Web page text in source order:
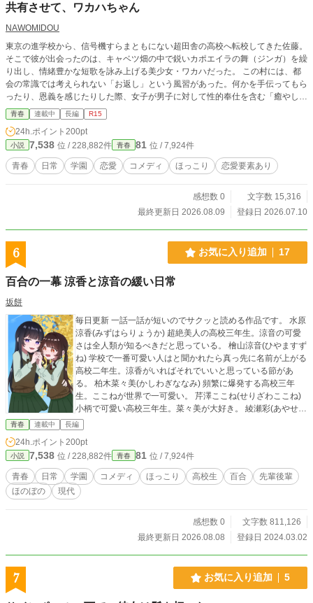
共有させて、ワカハちゃん
NAWOMIDOU
東京の進学校から、信号機すらまともにない超田舎の高校へ転校してきた佐藤。
そこで彼が出会ったのは、キャベツ畑の中で鋭いカポエイラの舞（ジンガ）を繰
り出し、情緒豊かな短歌を詠み上げる美少女・ワカハだった。 この村には、都
会の常識では考えられない「お返し」という風習があった。何かを手伝ってもら
ったり、恩義を感じたりした際、女子が男子に対して性的奉仕を含む「癒やし」
を提供することが、挨拶や握手と同じくらい自然な日常として共有されているの
だ。 ワカハはその美貌と献身的な性格から、クラス男子全員の「共有の宝物」
のような存在だった。彼女に一目惚れし、都会的な独占欲を持つ佐藤は、彼女が
他の男子に「お返し」をする姿を見るたびに、脳内で悶絶と嫉妬を繰り返すこと
になる。 豊作祈願祭での逃避行、林間学校での夜のメンバー交換、そして文化
祭のバニー喫茶……。佐藤とワカハは何度も決定的な一線を越え、体温を重ね合
長線上に過ぎず、翌朝にはケロリと「普通のクラスメイト」に戻ってしまう。
「一線を越えても恋人になれない」というもどかしいルールの中で、佐藤はワカ
占」への感情が少しずつ芽生え始めていた。
青春 連載中 長編 R15
24h.ポイント 200pt
小説 7,538 位 / 228,882件 青春 81 位 / 7,924件
青春 日常 学園 恋愛 コメディ ほっこり 恋愛要素あり
感想数 0
文字数 15,316
最終更新日 2026.08.09
登録日 2026.07.10
6 お気に入り追加 17
百合の一幕 涼香と涼音の緩い日常
坂餅
毎日更新 一話一話が短いのでサクッと読める作品です。 水原
涼香(みずはらりょうか) 超絶美人の高校三年生。涼音の可愛
さは全人類が知るべきだと思っている。 檜山涼音(ひやますず
ね) 学校で一番可愛い人はと聞かれたら真っ先に名前が上がる
高校二年生。涼香がいればそれでいいと思っている節があ
る。 柏木菜々美(かしわぎななみ) 頻繁に爆発する高校三年
生。ここねが世界で一可愛い。 芹澤ここね(せりざわここね)
小柄で可愛い高校三年生。菜々美が大好き。 綾瀬彩(あやせあ
や) 成績優秀で可愛い顔をしている高校三年生。フルネームで
呼ばれがち。 伊藤夏美(いとうなつみ) 綺麗な顔立ちをしてい
る高校二年生。彩の真似をして髪の毛をベージュに染めてい
る。 春田若菜(はるたわかな) なんとなくの雰囲気でそれっぽ
いことを言える高校三年生。チャリ通。 宮木紗里(みやぎさ
り) 超絶美人の大学一年生。若菜が大好き。 東崎千春(とうざ
きちはる) 元生徒会長の高校三年生。暇人。 西崎千秋(にしざ
いがりく) 貧弱な高校三年生。賢いギャル。 津村真奈(つむら
まな) 腹筋が割れている高校三年生。凛空凛空凛空凛空凛空凛
空凛空凛空凛空凛空凛空凛空凛空凛空凛空凛空凛空凛空凛空
凛空凛空凛空凛空凛空凛空凛空凛空凛空凛空凛空凛空凛空凛
青春 連載中 長編
24h.ポイント 200pt
小説 7,538 位 / 228,882件 青春 81 位 / 7,924件
青春 日常 学園 コメディ ほっこり 高校生 百合
先輩後輩
ほのぼの
現代
感想数 0
文字数 811,126
最終更新日 2026.08.08
登録日 2024.03.02
7 お気に入り追加 5